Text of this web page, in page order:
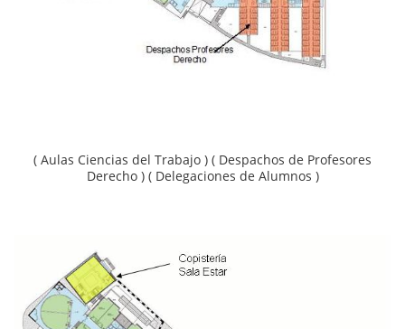
( Aulas Ciencias del Trabajo ) ( Despachos de Profesores
Derecho ) ( Delegaciones de Alumnos )